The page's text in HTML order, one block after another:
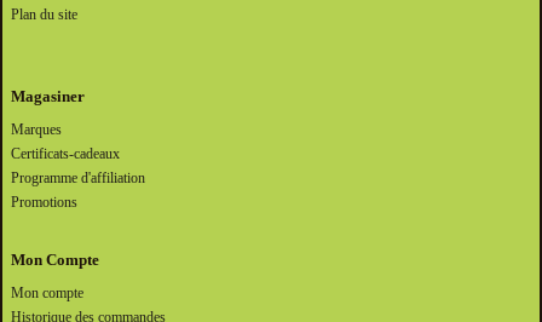
Plan du site
Magasiner
Marques
Certificats-cadeaux
Programme d'affiliation
Promotions
Mon Compte
Mon compte
Historique des commandes